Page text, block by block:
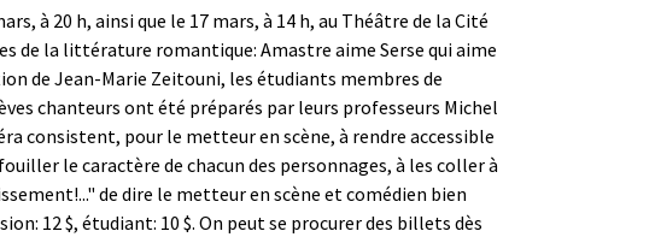
à 20 h, ainsi que le 17 mars, à 14 h, au Théâtre de la Cité
de la littérature romantique: Amastre aime Serse qui aime
de Jean-Marie Zeitouni, les étudiants membres de
chanteurs ont été préparés par leurs professeurs Michel
consistent, pour le metteur en scène, à rendre accessible
le caractère de chacun des personnages, à les coller à
de dire le metteur en scène et comédien bien
12 $, étudiant: 10 $. On peut se procurer des billets dès